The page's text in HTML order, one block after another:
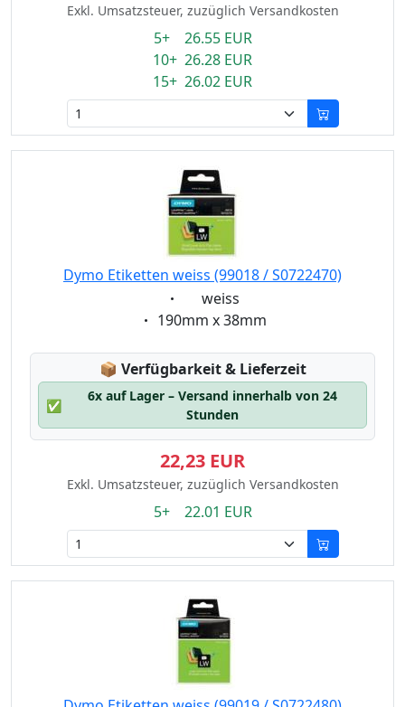
Exkl. Umsatzsteuer, zuzüglich Versandkosten
5+ 26.55 EUR
10+ 26.28 EUR
15+ 26.02 EUR
Dymo Etiketten weiss (99018 / S0722470)
Eigenschaft:
weiss
Eigenschaft:
190mm x 38mm
📦 Lagerstatus:
Verfügbarkeit & Lieferzeit
✅
6x auf Lager – Versand innerhalb von 24
Stunden
22,23 EUR
Exkl. Umsatzsteuer, zuzüglich Versandkosten
5+ 22.01 EUR